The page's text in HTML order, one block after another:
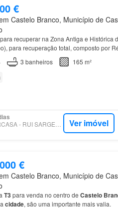
€
Castelo Branco, Município de
recuperar na Zona Antiga e Histórica
para recuperação total, composto por
de 1931 foi feita Oficial da Ordem Militar
3 banheiros
165 m²
Ver imóvel
€
Castelo Branco, Município de
T3para venda no centro de Castelo
cidade, são uma importante mais valia.